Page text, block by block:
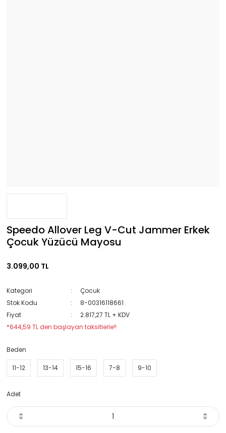
Speedo Allover Leg V-Cut Jammer Erkek
Çocuk Yüzücü Mayosu
3.099,00 TL
Kategori
Çocuk
Stok Kodu
8-00316118661
Fiyat
2.817,27 TL + KDV
*644,59 TL den başlayan taksitlerle!!
Beden
11-12 13-14 15-16 7-8 9-10
Adet